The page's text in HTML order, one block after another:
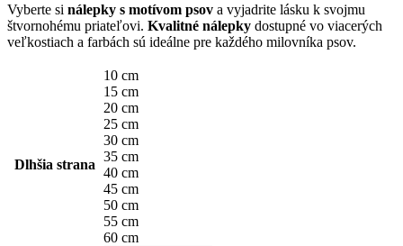
4,10 €
through
14,90 €
Vyberte si nálepky s motívom psov a vyjadrite lásku k svojmu
štvornohému priateľovi. Kvalitné nálepky dostupné vo viacerých
veľkostiach a farbách sú ideálne pre každého milovníka psov.
Dlhšia strana
10 cm
15 cm
20 cm
25 cm
30 cm
35 cm
40 cm
45 cm
50 cm
55 cm
60 cm